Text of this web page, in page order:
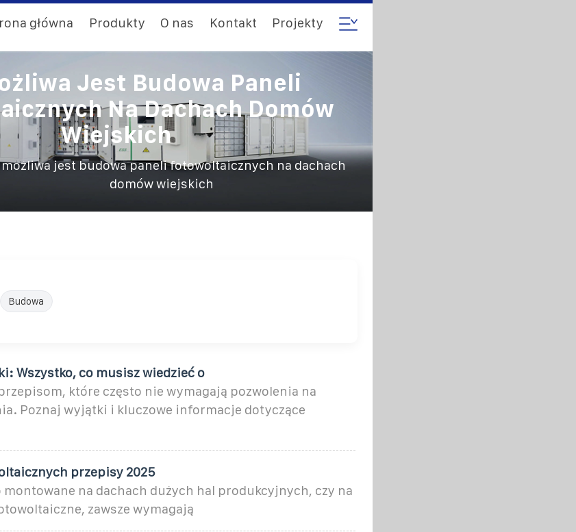
główna Produkty O nas Kontakt Projekty
Jest Budowa Paneli
Na Dachach Domów
Wiejskich
możliwa jest budowa paneli fotowoltaicznych na dachach
domów wiejskich
Budowa
Wszystko, co musisz wiedzieć o
które często nie wymagają pozwolenia na
Poznaj wyjątki i kluczowe informacje dotyczące
przepisy 2025
montowane na dachach dużych hal produkcyjnych, czy na
zawsze wymagają